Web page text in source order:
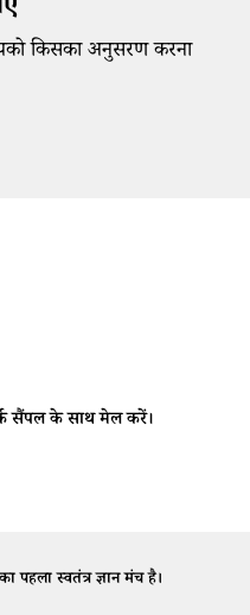
किसका अनुसरण करना
सैंपल के साथ मेल करें।
स्वतंत्र ज्ञान मंच है।